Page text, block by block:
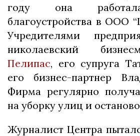
году она
благоустройства в ООО
Учредителями
николаевский
Пелипас, его супруга
его бизнес-партнер
Фирма регулярно
на уборку улиц и
Журналист Центра